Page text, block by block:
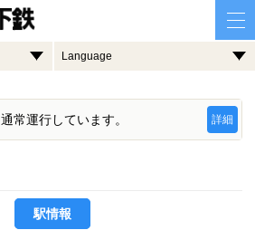
Language
通常運行しています。 詳細
駅情報